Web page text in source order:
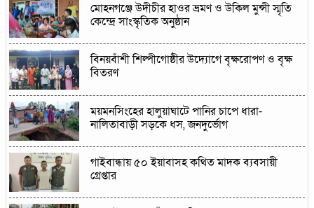
মোহনগঞ্জে উদীচীর হাওর ভ্রমণ ও উকিল মুন্সী স্মৃতি
কেন্দ্রে সাংস্কৃতিক অনুষ্ঠান
বিনয়বাঁশী শিল্পীগোষ্ঠীর উদ্যোগে বৃক্ষরোপণ ও বৃক্ষ
বিতরণ
ময়মনসিংহের হালুয়াঘাটে পানির চাপে ধারা-
নালিতাবাড়ী সড়কে ধস, জনদুর্ভোগ
গাইবান্ধায় ৫০ ইয়াবাসহ কথিত মাদক ব্যবসায়ী
গ্রেপ্তার